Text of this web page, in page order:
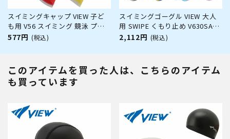
スイミングキャップ VIEW 子ど
も用 V56 スイミング 競泳 プー
ル 水泳 ジム フィットネス 小学
577円 (税込)
スイミングゴーグル VIEW 大人
用 SWIPE くもり止め V630SAM
水中メガネ ゴーグル 水中眼鏡
2,112円 (税込)
このアイテムを買った人は、こちらのアイテム
も買っています